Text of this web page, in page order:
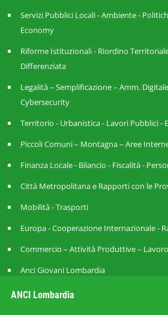
Servizi Pubblici Locali - Ambiente -
Economy
Riforme Istituzionali - Riordino
Differenziata
Legalità – Semplificazione – Amm.
Cybersecurity
Territorio - Urbanistica - Lavori Pubblici -
Piccoli Comuni – Montagna – Aree
Finanza Locale - Bilancio - Fiscalità -
Città Metropolitana e Rapporti con le
Mobilità - Trasporti
Europa - Cooperazione Internazionale -
Commercio – Attività Produttive –
Anci Giovani Lombardia
ANCI Lombardia